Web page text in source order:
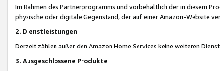
Im Rahmen des Partnerprogramms und vorbehaltlich der in diesem
physische oder digitale Gegenstand, der auf einer Amazon-Website
2. Dienstleistungen
Derzeit zählen außer den Amazon Home Services keine weiteren
3. Ausgeschlossene Produkte